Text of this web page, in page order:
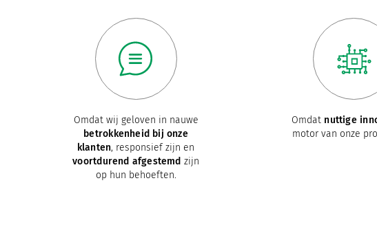
Omdat wij geloven in nauwe
betrokkenheid bij onze
klanten, responsief zijn en
voortdurend afgestemd zijn
op hun behoeften.
Omdat nuttige
motor van onze